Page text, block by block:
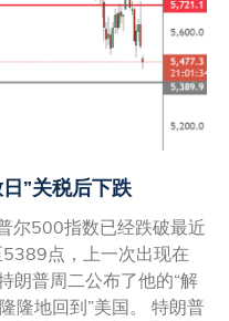
”关税后下跌
尔500指数已经跌破最近
点，上一次出现在
朗普周二公布了他的“解
隆地回到”美国。 特朗普